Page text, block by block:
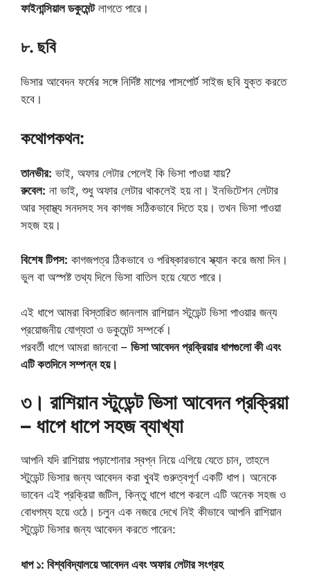
ফাইনান্সিয়াল ডকুমেন্টলাগতে পারে।
৮. ছবি
ভিসার আবেদন ফর্মের সঙ্গে নির্দিষ্ট মাপের পাসপোর্ট সাইজ ছবি যুক্ত করতে
হবে।
কথোপকথন:
তানভীর: ভাই, অফার লেটার পেলেই কি ভিসা পাওয়া যায়?
রুবেল: না ভাই, শুধু অফার লেটার থাকলেই হয় না। ইনভিটেশন লেটার
আর স্বাস্থ্য সনদসহ সব কাগজ সঠিকভাবে দিতে হয়। তখন ভিসা পাওয়া
সহজ হয়।
বিশেষ টিপস: কাগজপত্র ঠিকভাবে ও পরিষ্কারভাবে স্ক্যান করে জমা দিন।
ভুল বা অস্পষ্ট তথ্য দিলে ভিসা বাতিল হয়ে যেতে পারে।
এই ধাপে আমরা বিস্তারিত জানলাম রাশিয়ান স্টুডেন্ট ভিসা পাওয়ার জন্য
প্রয়োজনীয় যোগ্যতা ও ডকুমেন্ট সম্পর্কে।
পরবর্তী ধাপে আমরা জানবো – ভিসা আবেদন প্রক্রিয়ার ধাপগুলো কী এবং
এটি কতদিনে সম্পন্ন হয়।
৩। রাশিয়ান স্টুডেন্ট ভিসা আবেদন প্রক্রিয়া
– ধাপে ধাপে সহজ ব্যাখ্যা
আপনি যদি রাশিয়ায় পড়াশোনার স্বপ্ন নিয়ে এগিয়ে যেতে চান, তাহলে
স্টুডেন্ট ভিসার জন্য আবেদন করা খুবই গুরুত্বপূর্ণ একটি ধাপ। অনেকে
ভাবেন এই প্রক্রিয়া জটিল, কিন্তু ধাপে ধাপে করলে এটি অনেক সহজ ও
বোধগম্য হয়ে ওঠে। চলুন এক নজরে দেখে নিই কীভাবে আপনি রাশিয়ান
স্টুডেন্ট ভিসার জন্য আবেদন করতে পারেন:
ধাপ ১: বিশ্ববিদ্যালয়ে আবেদন এবং অফার লেটার সংগ্রহ